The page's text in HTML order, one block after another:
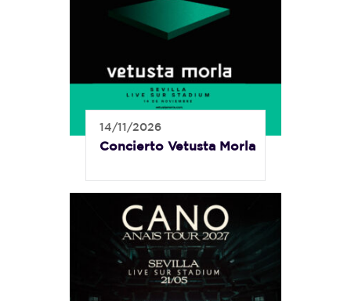
14/11/2026
Concierto Vetusta Morla